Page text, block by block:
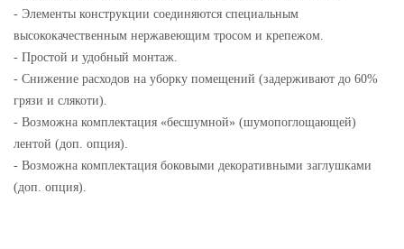
- Элементы конструкции соединяются специальным
высококачественным нержавеющим тросом и крепежом.
- Простой и удобный монтаж.
- Снижение расходов на уборку помещений (задерживают до 60%
грязи и слякоти).
- Возможна комплектация «бесшумной» (шумопоглощающей)
лентой (доп. опция).
- Возможна комплектация боковыми декоративными заглушками
(доп. опция).